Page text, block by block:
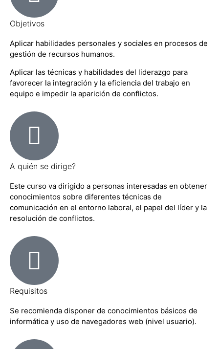
Objetivos
Aplicar habilidades personales y sociales en procesos de
gestión de recursos humanos.
Aplicar las técnicas y habilidades del liderazgo para
favorecer la integración y la eficiencia del trabajo en
equipo e impedir la aparición de conflictos.
A quién se dirige?
Este curso va dirigido a personas interesadas en obtener
conocimientos sobre diferentes técnicas de
comunicación en el entorno laboral, el papel del líder y la
resolución de conflictos.
Requisitos
Se recomienda disponer de conocimientos básicos de
informática y uso de navegadores web (nivel usuario).